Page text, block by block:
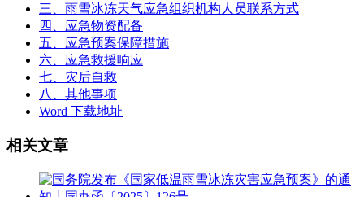
三、雨雪冰冻天气应急组织机构人员联系方式
四、应急物资配备
五、应急预案保障措施
六、应急救援响应
七、灾后自救
八、其他事项
Word 下载地址
相关文章